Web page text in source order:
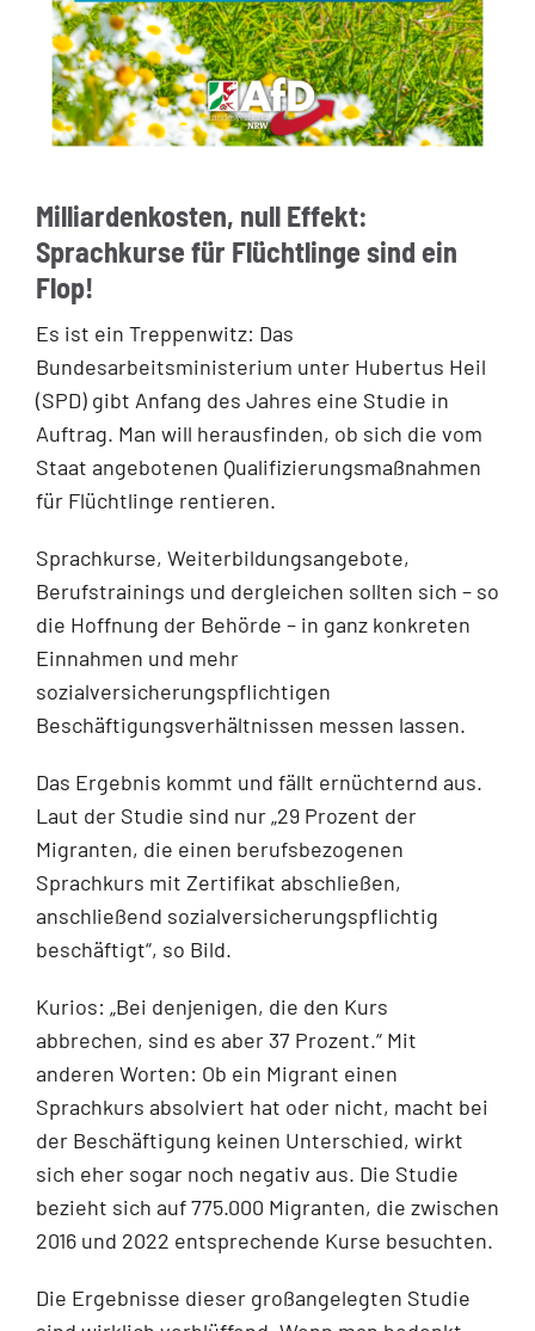
Milliardenkosten, null Effekt:
Sprachkurse für Flüchtlinge sind ein
Flop!
Es ist ein Treppenwitz: Das
Bundesarbeitsministerium unter Hubertus Heil
(SPD) gibt Anfang des Jahres eine Studie in
Auftrag. Man will herausfinden, ob sich die vom
Staat angebotenen Qualifizierungsmaßnahmen
für Flüchtlinge rentieren.
Sprachkurse, Weiterbildungsangebote,
Berufstrainings und dergleichen sollten sich – so
die Hoffnung der Behörde – in ganz konkreten
Einnahmen und mehr
sozialversicherungspflichtigen
Beschäftigungsverhältnissen messen lassen.
Das Ergebnis kommt und fällt ernüchternd aus.
Laut der Studie sind nur „29 Prozent der
Migranten, die einen berufsbezogenen
Sprachkurs mit Zertifikat abschließen,
anschließend sozialversicherungspflichtig
beschäftigt“, so Bild.
Kurios: „Bei denjenigen, die den Kurs
abbrechen, sind es aber 37 Prozent.“ Mit
anderen Worten: Ob ein Migrant einen
Sprachkurs absolviert hat oder nicht, macht bei
der Beschäftigung keinen Unterschied, wirkt
sich eher sogar noch negativ aus. Die Studie
bezieht sich auf 775.000 Migranten, die zwischen
2016 und 2022 entsprechende Kurse besuchten.
Die Ergebnisse dieser großangelegten Studie